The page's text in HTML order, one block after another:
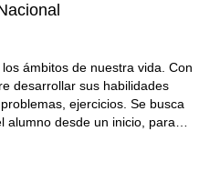
ámbitos de nuestra vida. Con
desarrollar sus habilidades
ejercicios. Se busca
alumno desde un inicio, para
avanzar adecuadamente en lo